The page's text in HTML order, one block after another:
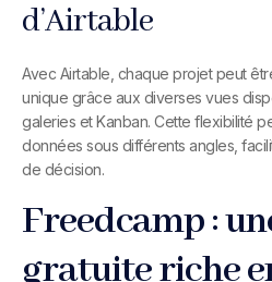
d’Airtable
Avec Airtable, chaque projet peut
unique grâce aux diverses vues
galeries et Kanban. Cette flexibilité
données sous différents angles,
de décision.
Freedcamp :
gratuite riche